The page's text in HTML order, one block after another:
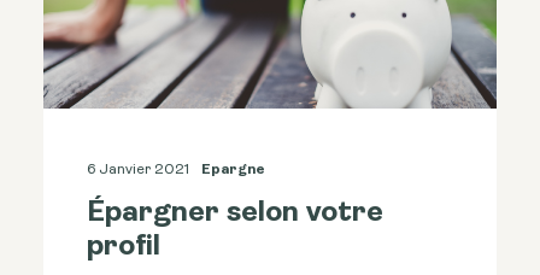
6 Janvier 2021 Epargne
Épargner selon votre
profil